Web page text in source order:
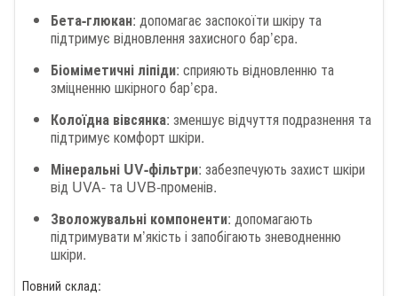
Бета-глюкан: допомагає заспокоїти шкіру та
підтримує відновлення захисного бар’єра.
Біоміметичні ліпіди: сприяють відновленню та
зміцненню шкірного бар’єра.
Колоїдна вівсянка: зменшує відчуття подразнення та
підтримує комфорт шкіри.
Мінеральні UV-фільтри: забезпечують захист шкіри
від UVA- та UVB-променів.
Зволожувальні компоненти: допомагають
підтримувати м’якість і запобігають зневодненню
шкіри.
Повний склад: